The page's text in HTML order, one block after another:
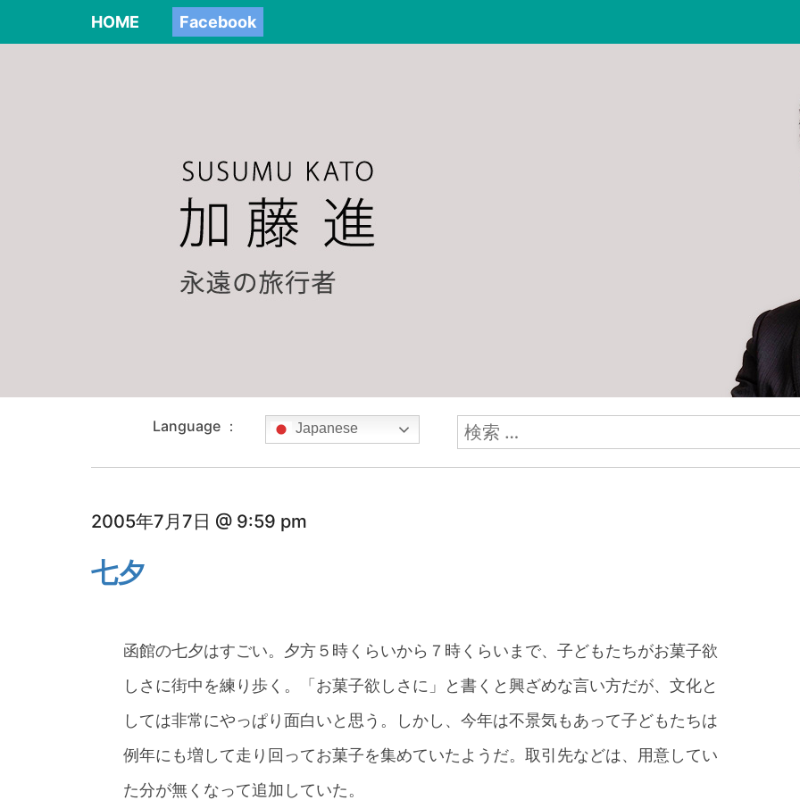
HOME Facebook
Language ： Japanese
検
索:
2005年7月7日 @ 9:59 pm
七夕
函館の七夕はすごい。夕方５時くらいから７時くらいまで、子どもたちがお菓子欲
しさに街中を練り歩く。「お菓子欲しさに」と書くと興ざめな言い方だが、文化と
しては非常にやっぱり面白いと思う。しかし、今年は不景気もあって子どもたちは
例年にも増して走り回ってお菓子を集めていたようだ。取引先などは、用意してい
た分が無くなって追加していた。